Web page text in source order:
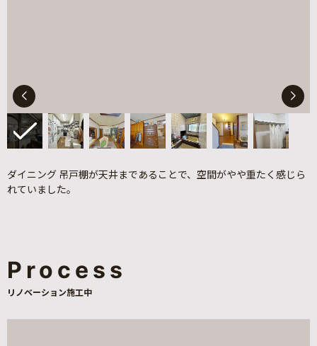
ダイニング 吊戸棚が天井まであることで、空間がやや重たく感じら
れていました。
Process
リノベーション施工中